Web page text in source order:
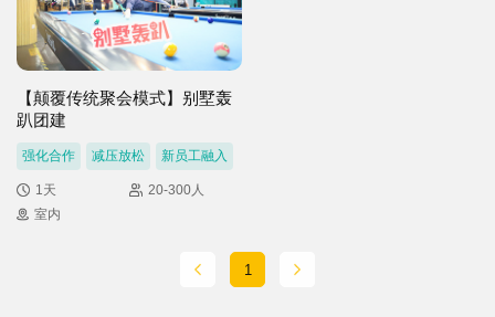
【颠覆传统聚会模式】别墅轰
趴团建
强化合作 减压放松 新员工融入
1天
20-300人
室内
1